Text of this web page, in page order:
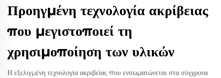
Προηγμένη τεχνολογία ακρίβειας
που μεγιστοποιεί τη
χρησιμοποίηση των υλικών
Η εξελιγμένη τεχνολογία ακριβείας που ενσωματώνεται στα σύγχρονα